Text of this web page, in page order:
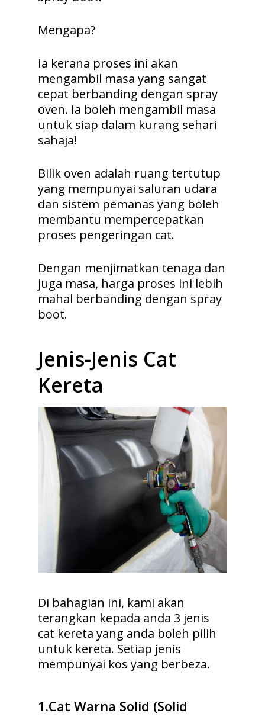
Mengapa?
Ia kerana proses ini akan
mengambil masa yang sangat
cepat berbanding dengan spray
oven. Ia boleh mengambil masa
untuk siap dalam kurang sehari
sahaja!
Bilik oven adalah ruang tertutup
yang mempunyai saluran udara
dan sistem pemanas yang boleh
membantu mempercepatkan
proses pengeringan cat.
Dengan menjimatkan tenaga dan
juga masa, harga proses ini lebih
mahal berbanding dengan spray
boot.
Jenis-Jenis Cat
Kereta
Di bahagian ini, kami akan
terangkan kepada anda 3 jenis
cat kereta yang anda boleh pilih
untuk kereta. Setiap jenis
mempunyai kos yang berbeza.
1.Cat Warna Solid (Solid